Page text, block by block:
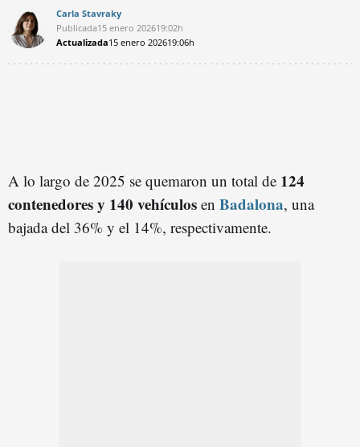
Carla Stavraky
Publicada15 enero 202619:02h
Actualizada15 enero 202619:06h
A lo largo de 2025 se quemaron un total de 124
contenedores y 140 vehículos en Badalona, una
bajada del 36% y el 14%, respectivamente.